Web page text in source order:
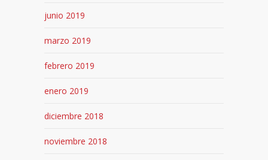
junio 2019
marzo 2019
febrero 2019
enero 2019
diciembre 2018
noviembre 2018